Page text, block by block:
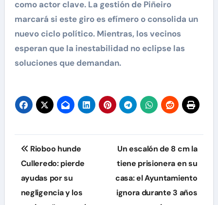
como actor clave. La gestión de Piñeiro
marcará si este giro es efímero o consolida un
nuevo ciclo político. Mientras, los vecinos
esperan que la inestabilidad no eclipse las
soluciones que demandan.
Navegación
de
entradas
Rioboo hunde
Culleredo: pierde
ayudas por su
negligencia y los
Un escalón de 8 cm la
tiene prisionera en su
casa: el Ayuntamiento
ignora durante 3 años